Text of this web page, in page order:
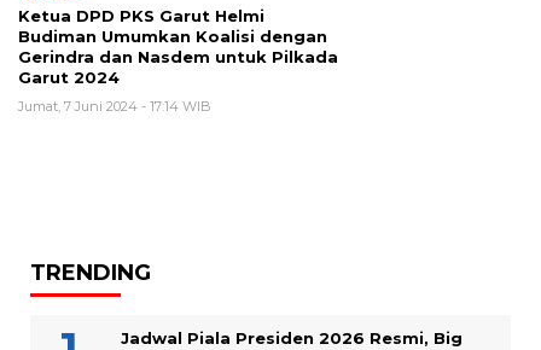
Ketua DPD PKS Garut Helmi
Budiman Umumkan Koalisi dengan
Gerindra dan Nasdem untuk Pilkada
Garut 2024
Jumat, 7 Juni 2024 - 17:14 WIB
TRENDING
Jadwal Piala Presiden 2026 Resmi, Big